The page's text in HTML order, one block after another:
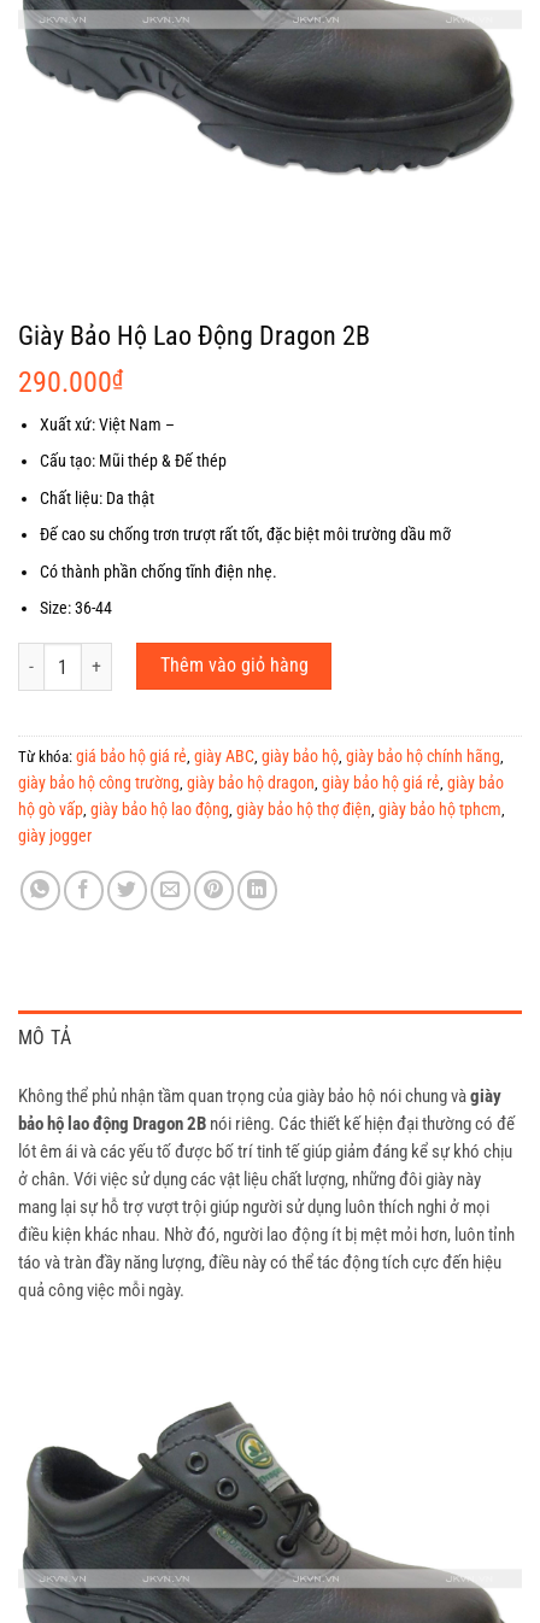
Giày Bảo Hộ Lao Động Dragon 2B
290.000₫
Xuất xứ: Việt Nam –
Cấu tạo: Mũi thép & Đế thép
Chất liệu: Da thật
Đế cao su chống trơn trượt rất tốt, đặc biệt môi trường dầu mỡ
Có thành phần chống tĩnh điện nhẹ.
Size: 36-44
Giày Bảo Hộ Lao Động Dragon 2B số lượng
Thêm vào giỏ hàng
Từ khóa: giá bảo hộ giá rẻ, giày ABC, giày bảo hộ, giày bảo hộ chính hãng,
giày bảo hộ công trường, giày bảo hộ dragon, giày bảo hộ giá rẻ, giày bảo
hộ gò vấp, giày bảo hộ lao động, giày bảo hộ thợ điện, giày bảo hộ tphcm,
giày jogger
MÔ TẢ
Không thể phủ nhận tầm quan trọng của giày bảo hộ nói chung vàgiày
bảo hộ lao động Dragon 2B nói riêng. Các thiết kế hiện đại thường có đế
lót êm ái và các yếu tố được bố trí tinh tế giúp giảm đáng kể sự khó chịu
ở chân. Với việc sử dụng các vật liệu chất lượng, những đôi giày này
mang lại sự hỗ trợ vượt trội giúp người sử dụng luôn thích nghi ở mọi
điều kiện khác nhau. Nhờ đó, người lao động ít bị mệt mỏi hơn, luôn tỉnh
táo và tràn đầy năng lượng, điều này có thể tác động tích cực đến hiệu
quả công việc mỗi ngày.